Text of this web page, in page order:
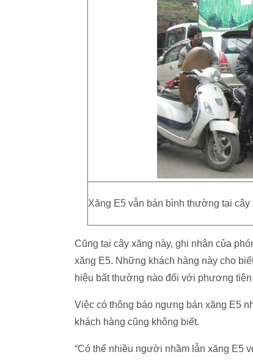
Xăng E5 vẫn bán bình thường tại
Cũng tại cây xăng này, ghi nhận của
xăng E5. Những khách hàng này cho
hiệu bất thường nào đối với phương
Việc có thông báo ngưng bán xăng E5
khách hàng cũng không biết.
“Có thể nhiều người nhầm lẫn xăng E5